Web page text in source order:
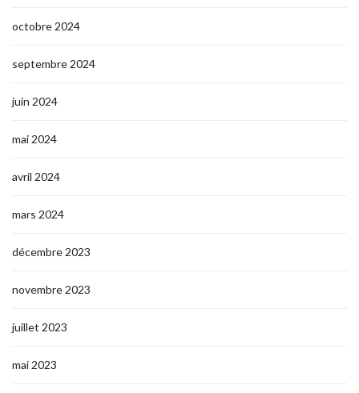
octobre 2024
septembre 2024
juin 2024
mai 2024
avril 2024
mars 2024
décembre 2023
novembre 2023
juillet 2023
mai 2023